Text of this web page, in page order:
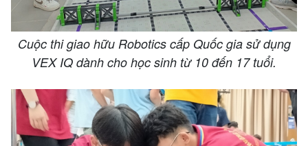
Cuộc thi giao hữu Robotics cấp Quốc gia sử dụng
VEX IQ dành cho học sinh từ 10 đến 17 tuổi.